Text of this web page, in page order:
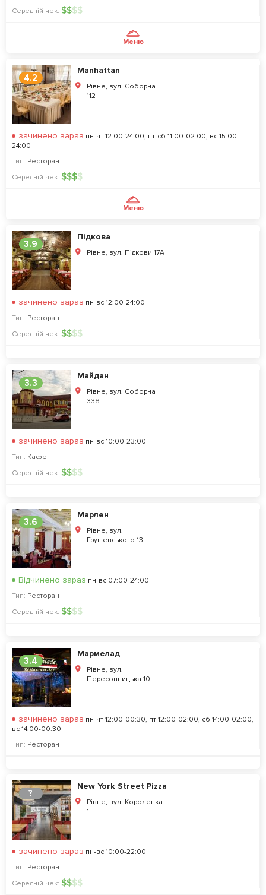
Середній чек: $$$$
Меню
4.2
Manhattan
Рівне, вул. Соборна
112
зачинено зараз пн-чт 12:00-24:00, пт-сб 11:00-02:00, вс 15:00-
24:00
Тип: Ресторан
Середній чек: $$$$
Меню
3.9
Підкова
Рівне, вул. Підкови 17А
зачинено зараз пн-вс 12:00-24:00
Тип: Ресторан
Середній чек: $$$$
3.3
Майдан
Рівне, вул. Соборна
338
зачинено зараз пн-вс 10:00-23:00
Тип: Кафе
Середній чек: $$$$
3.6
Марлен
Рівне, вул.
Грушевського 13
Відчинено зараз пн-вс 07:00-24:00
Тип: Ресторан
Середній чек: $$$$
3.4
Мармелад
Рівне, вул.
Пересопницька 10
зачинено зараз пн-чт 12:00-00:30, пт 12:00-02:00, сб 14:00-02:00,
вс 14:00-00:30
Тип: Ресторан
?
New York Street Pizza
Рівне, вул. Короленка
1
зачинено зараз пн-вс 10:00-22:00
Тип: Ресторан
Середній чек: $$$$